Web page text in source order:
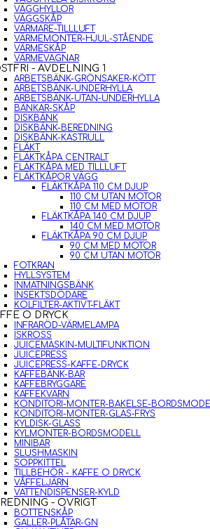
VÄGGHYLLOR
VÄGGSKÅP
VÄRMARE-TILLLUFT
VÄRMEMONTER-HJUL-STÅENDE
VÄRMESKÅP
VÄRMEVAGNAR
- AVDELNING 1
ARBETSBÄNK-GRÖNSAKER-KÖTT
ARBETSBÄNK-UNDERHYLLA
ARBETSBÄNK-UTAN-UNDERHYLLA
BÄNKAR-SKÅP
DISKBÄNK
DISKBÄNK-BEREDNING
DISKBÄNK-KASTRULL
FLÄKT
FLÄKTKÅPA CENTRALT
FLÄKTKÅPA MED TILLLUFT
FLÄKTKÅPOR VÄGG
FLÄKTKÅPA 110 CM DJUP
110 CM UTAN MOTOR
110 CM MED MOTOR
FLÄKTKÅPA 140 CM DJUP
140 CM MED MOTOR
FLÄKTKÅPA 90 CM DJUP
90 CM MED MOTOR
90 CM UTAN MOTOR
FOTKRAN
HYLLSYSTEM
INMATNINGSBÄNK
INSEKTSDÖDARE
KOLFILTER-AKTIVT-FLÄKT
O DRYCK
INFRARÖD-VÄRMELAMPA
ISKROSS
JUICEMASKIN-MULTIFUNKTION
JUICEPRESS
JUICEPRESS-KAFFE-DRYCK
KAFFEBÄNK-BAR
KAFFEBRYGGARE
KAFFEKVARN
KONDITORI-MONTER-BAKELSE-
KONDITORI-MONTER-GLAS-FRYS
KYLDISK-GLASS
KYLMONTER-BORDSMODELL
MINIBAR
SLUSHMASKIN
SOPPKITTEL
TILLBEHÖR - KAFFE O DRYCK
VÅFFELJÄRN
VATTENDISPENSER-KYLD
- ÖVRIGT
BOTTENSKÅP
GALLER-PLÅTAR-GN